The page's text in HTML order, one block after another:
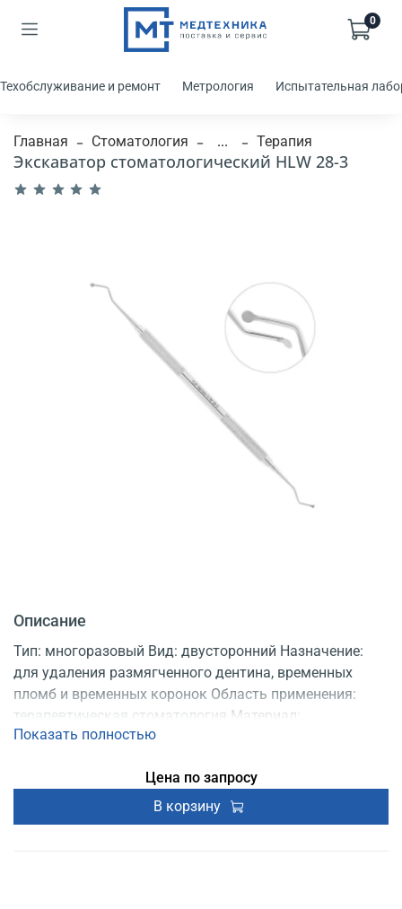
0
Техобслуживание и ремонт Метрология Испытательная
Главная Стоматология ... Терапия
Экскаватор стоматологический HLW 28-3
Описание
Тип: многоразовый Вид: двусторонний Назначение:
для удаления размягченного дентина, временных
пломб и временных коронок Область применения:
терапевтическая стоматология Материал:
мартенситная нержавеющая сталь Регистрационное
Показать полностью
Цена по запросу
В корзину